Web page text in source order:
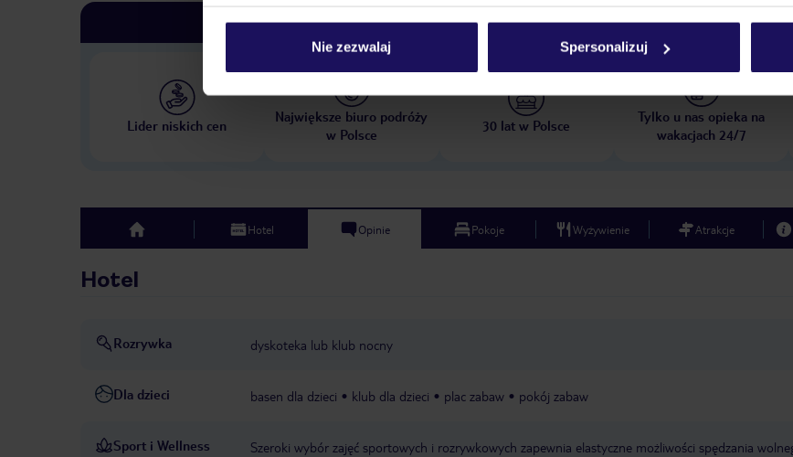
Nie zezwalaj Spersonalizuj
Dlaczego warto wybrać TUI?
Lider niskich cen
Największe biuro podróży
w Polsce
30 lat w Polsce
Tylko u nas opieka na
wakacjach 24/7
top Hotel Opinie Pokoje Wyżywienie Atrakcje
Hotel
Rozrywka dyskoteka lub klub nocny
Dla dzieci basen dla dzieci klub dla dzieci plac zabaw pokój zabaw
Sport i Wellness
Szeroki wybór zajęć sportowych i rozrywkowych zapewnia elastyczne możliwości spędzania